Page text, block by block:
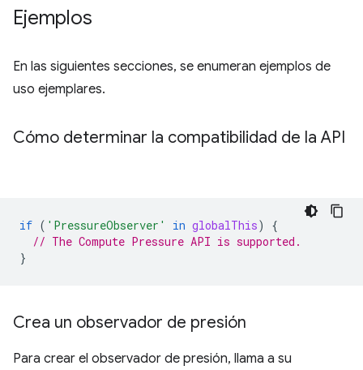
Ejemplos
En las siguientes secciones, se enumeran ejemplos de
uso ejemplares.
Cómo determinar la compatibilidad de la API
if ( 'PressureObserver' in globalThis)
{
// The Compute Pressure API is supported.
}
Crea un observador de presión
Para crear el observador de presión, llama a su